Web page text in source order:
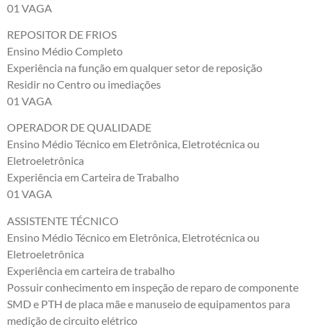
01 VAGA
REPOSITOR DE FRIOS
Ensino Médio Completo
Experiência na função em qualquer setor de reposição
Residir no Centro ou imediações
01 VAGA
OPERADOR DE QUALIDADE
Ensino Médio Técnico em Eletrônica, Eletrotécnica ou
Eletroeletrônica
Experiência em Carteira de Trabalho
01 VAGA
ASSISTENTE TÉCNICO
Ensino Médio Técnico em Eletrônica, Eletrotécnica ou
Eletroeletrônica
Experiência em carteira de trabalho
Possuir conhecimento em inspeção de reparo de componente
SMD e PTH de placa mãe e manuseio de equipamentos para
medição de circuito elétrico